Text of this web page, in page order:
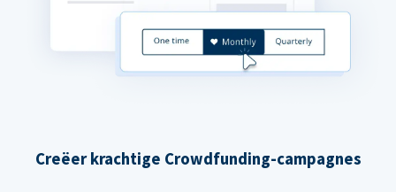
Creëer krachtige Crowdfunding-campagnes